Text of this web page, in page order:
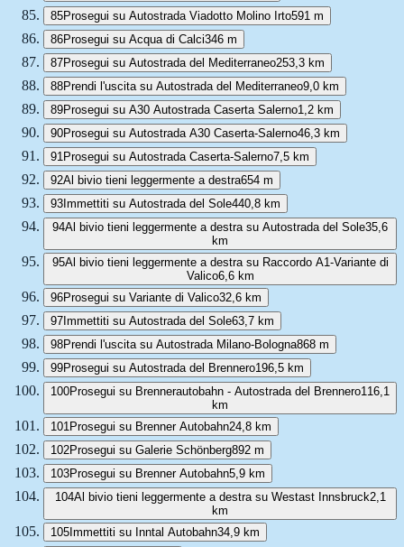
85Prosegui su Autostrada Viadotto Molino Irto591 m
86Prosegui su Acqua di Calci346 m
87Prosegui su Autostrada del Mediterraneo253,3 km
88Prendi l'uscita su Autostrada del Mediterraneo9,0 km
89Prosegui su A30 Autostrada Caserta Salerno1,2 km
90Prosegui su Autostrada A30 Caserta-Salerno46,3 km
91 Prosegui su Autostrada Caserta-Salerno7,5 km
92Al bivio tieni leggermente a destra654 m
93Immettiti su Autostrada del Sole440,8 km
94Al bivio tieni leggermente a destra su Autostrada del Sole35,6
km
95Al bivio tieni leggermente a destra su Raccordo A1-Variante di
Valico6,6 km
96Prosegui su Variante di Valico32,6 km
97Immettiti su Autostrada del Sole63,7 km
98Prendi l'uscita su Autostrada Milano-Bologna868 m
99Prosegui su Autostrada del Brennero196,5 km
100Prosegui su Brennerautobahn - Autostrada del Brennero116,1
km
101 Prosegui su Brenner Autobahn24,8 km
102Prosegui su Galerie Schönberg892 m
103Prosegui su Brenner Autobahn5,9 km
104Al bivio tieni leggermente a destra su Westast Innsbruck2,1
km
105Immettiti su Inntal Autobahn34,9 km